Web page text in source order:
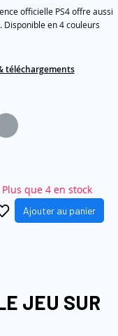
officielle PS4 offre aussi
Disponible en 4 couleurs
téléchargements
Plus que 4 en stock
Ajouter au panier
JEU SUR